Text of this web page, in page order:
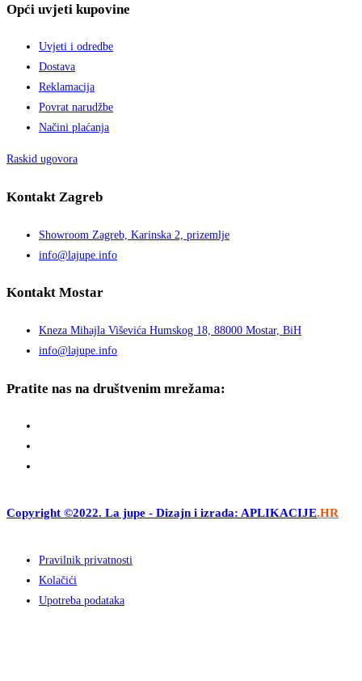
Opći uvjeti kupovine
Uvjeti i odredbe
Dostava
Reklamacija
Povrat narudžbe
Načini plaćanja
Raskid ugovora
Kontakt Zagreb
Showroom Zagreb, Karinska 2, prizemlje
info@lajupe.info
Kontakt Mostar
Kneza Mihajla Viševića Humskog 18, 88000 Mostar, BiH
info@lajupe.info
Pratite nas na društvenim mrežama:
Copyright ©2022. La jupe - Dizajn i izrada: APLIKACIJE.HR
Pravilnik privatnosti
Kolačići
Upotreba podataka